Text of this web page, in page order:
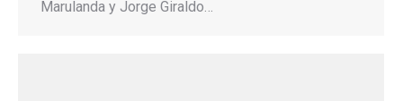
Marulanda y Jorge Giraldo…